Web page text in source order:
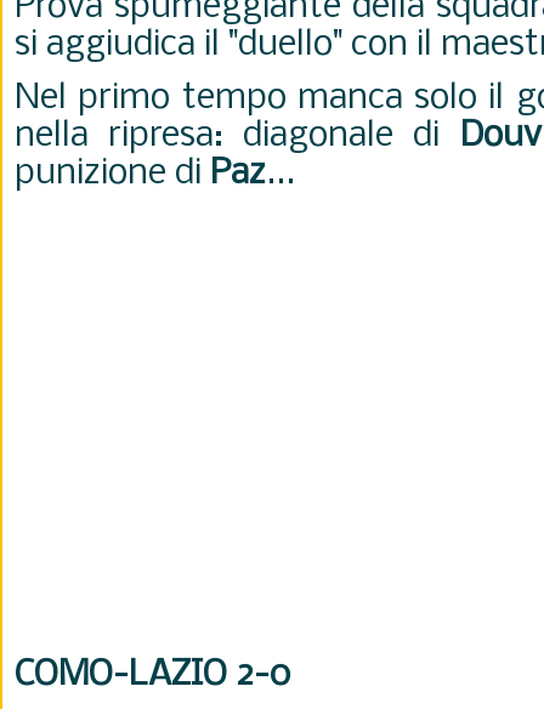
Prova spumeggiante della
si aggiudica il "duello" con il
Nel primo tempo manca solo il
nella ripresa: diagonale di
punizione di Paz...
COMO-LAZIO 2-0